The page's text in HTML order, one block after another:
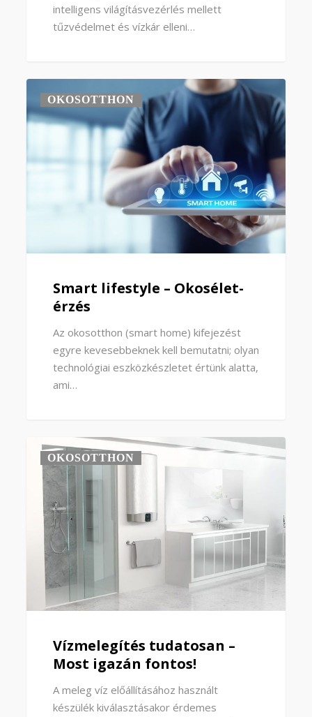
intelligens világításvezérlés mellett
tűzvédelmet és vízkár elleni…
OKOSOTTHON
Smart lifestyle – Okosélet-
érzés
Az okosotthon (smart home) kifejezést
egyre kevesebbeknek kell bemutatni; olyan
technológiai eszközkészletet értünk alatta,
ami…
OKOSOTTHON
Vízmelegítés tudatosan –
Most igazán fontos!
A meleg víz előállításához használt
készülék kiválasztásakor érdemes